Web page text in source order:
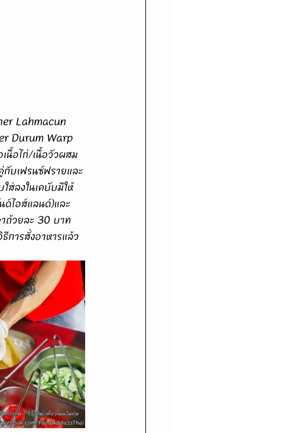
Durum Warp
นื้อไก่/เนื้อวัวผสม
กับเฟรนซ์ฟรายและ
ส่ลงในเคบับมีให้
ไอส์แลนด์)และ
ถ้วยละ 30 บาท
การสั่งอาหารแล้ว